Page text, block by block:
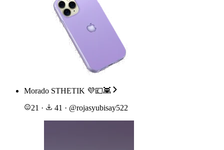
Morado STHETIK 💜💷👾
21 · 41 · @rojasyubisay522